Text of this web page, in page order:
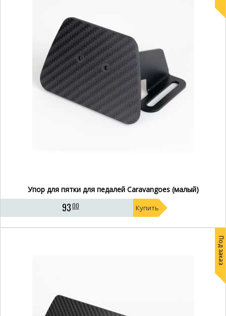
Упор для пятки для педалей Caravangoes (малый)
9300 Купить
Под заказ